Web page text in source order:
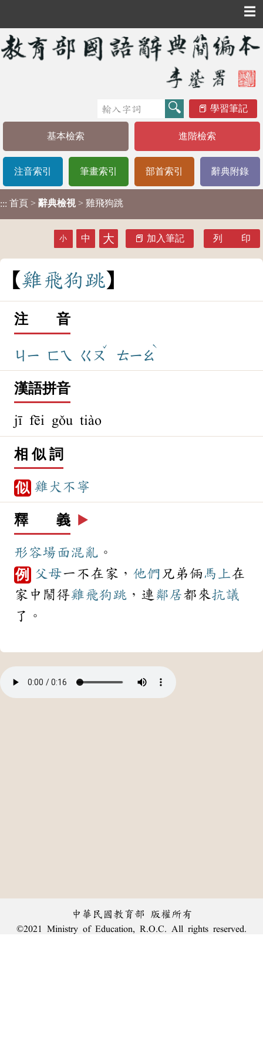
☰
學習筆記
基本檢索 進階檢索
注音索引 筆畫索引 部首索引 辭典附錄
::: 首頁 > 辭典檢視 > 雞飛狗跳
小 中 大 加入筆記 列 印
雞飛狗跳
注 音
ㄐㄧ ㄈㄟ ㄍㄡ
ˇ
ㄊㄧㄠ
ˋ
漢語拼音
jī fēi gǒu tiào
相 似 詞
似 雞犬不寧
釋 義 ▶️
形容場面混亂 。
例 父母一不在家， 他們 兄弟倆馬上在
家中鬧得雞飛狗跳 ，連 鄰居都來抗議
了。
中華民國教育部 版權所有
©2021 Ministry of Education, R.O.C. All rights reserved.